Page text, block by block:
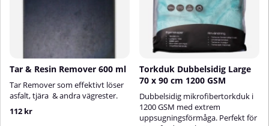
Tar & Resin Remover 600 ml
Tar Remover som effektivt löser
asfalt, tjära & andra vägrester.
112 kr
Torkduk Dubbelsidig Large
70 x 90 cm 1200 GSM
Dubbelsidig mikrofibertorkduk i
1200 GSM med extrem
uppsugningsförmåga. Perfekt för